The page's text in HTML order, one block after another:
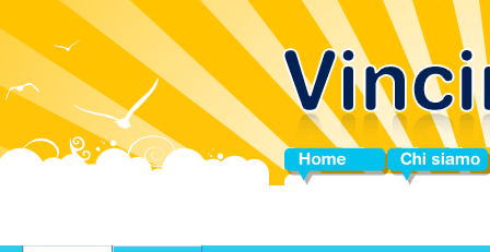
Home Chi siamo